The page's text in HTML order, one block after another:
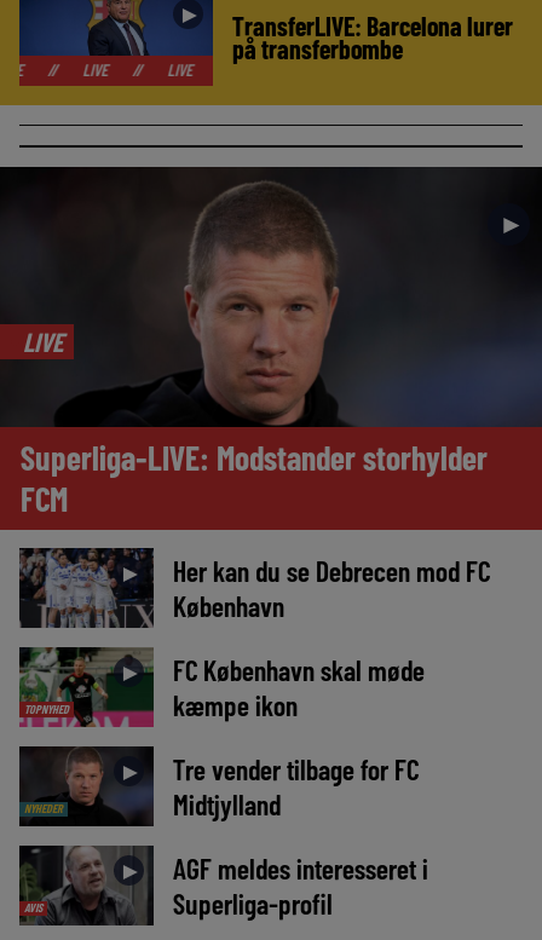
►
LIVE LIVE LIVE //
TransferLIVE: Barcelona lurer
på transferbombe
►
LIVE
Superliga-LIVE: Modstander storhylder
FCM
►
Her kan du se Debrecen mod FC
København
TOPNYHED
►
FC København skal møde
kæmpe ikon
NYHEDER
►
Tre vender tilbage for FC
Midtjylland
AVIS
►
AGF meldes interesseret i
Superliga-profil